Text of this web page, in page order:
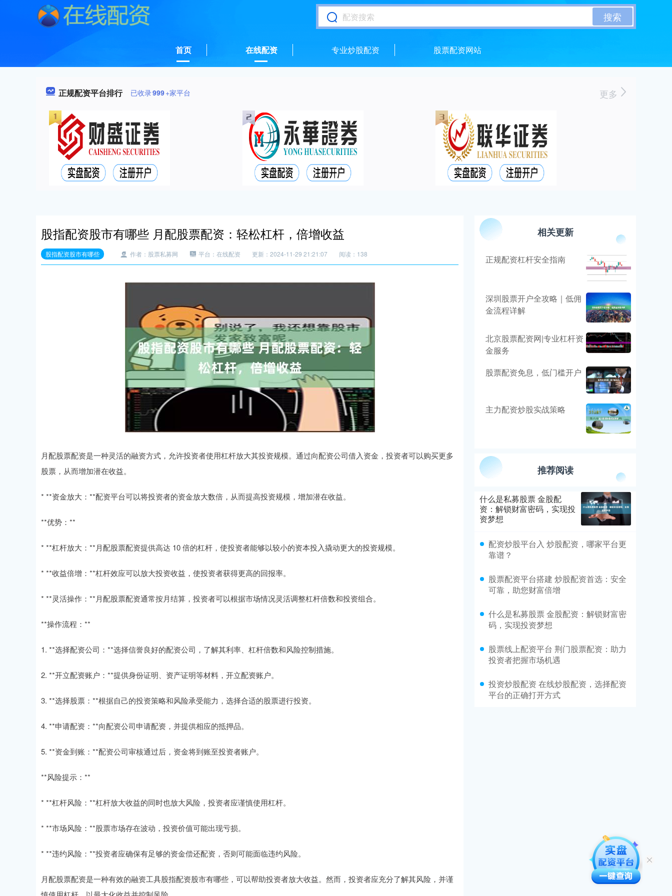
搜索
首页 在线配资 专业炒股配资 股票配资网站
正规配资平台排行 已收录999+家平台 更多
股指配资股市有哪些 月配股票配资：轻松杠杆，倍增收益
股指配资股市有哪些 作者：股票私募网 平台：在线配资 更新：2024-11-29 21:21:07 阅读：138
月配股票配资是一种灵活的融资方式，允许投资者使用杠杆放大其投资规模。通过向配资公司借入资金，投资者可以购买更多
股票，从而增加潜在收益。
* **资金放大：**配资平台可以将投资者的资金放大数倍，从而提高投资规模，增加潜在收益。
**优势：**
* **杠杆放大：**月配股票配资提供高达 10 倍的杠杆，使投资者能够以较小的资本投入撬动更大的投资规模。
* **收益倍增：**杠杆效应可以放大投资收益，使投资者获得更高的回报率。
* **灵活操作：**月配股票配资通常按月结算，投资者可以根据市场情况灵活调整杠杆倍数和投资组合。
**操作流程：**
1. **选择配资公司：**选择信誉良好的配资公司，了解其利率、杠杆倍数和风险控制措施。
2. **开立配资账户：**提供身份证明、资产证明等材料，开立配资账户。
3. **选择股票：**根据自己的投资策略和风险承受能力，选择合适的股票进行投资。
4. **申请配资：**向配资公司申请配资，并提供相应的抵押品。
5. **资金到账：**配资公司审核通过后，资金将到账至投资者账户。
**风险提示：**
* **杠杆风险：**杠杆放大收益的同时也放大风险，投资者应谨慎使用杠杆。
* **市场风险：**股票市场存在波动，投资价值可能出现亏损。
* **违约风险：**投资者应确保有足够的资金偿还配资，否则可能面临违约风险。
月配股票配资是一种有效的融资工具股指配资股市有哪些，可以帮助投资者放大收益。然而，投资者应充分了解其风险，并谨
相关更新
正规配资杠杆安全指南
深圳股票开户全攻略｜低佣
金流程详解
北京股票配资网|专业杠杆资
金服务
股票配资免息，低门槛开户
主力配资炒股实战策略
推荐阅读
什么是私募股票 金股配
资：解锁财富密码，实现投
资梦想
配资炒股平台入 炒股配资，哪家平台更
靠谱？
股票配资平台搭建 炒股配资首选：安全
可靠，助您财富倍增
什么是私募股票 金股配资：解锁财富密
码，实现投资梦想
股票线上配资平台 荆门股票配资：助力
投资者把握市场机遇
投资炒股配资 在线炒股配资，选择配资
平台的正确打开方式